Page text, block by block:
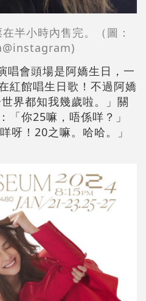
半小時內售完。（圖：
唱會頭場是阿嬌生日，一
紅館唱生日歌！不過阿嬌
界都知我幾歲啦。」關
「你25嘛，唔係咩？」
呀！20之嘛。哈哈。」